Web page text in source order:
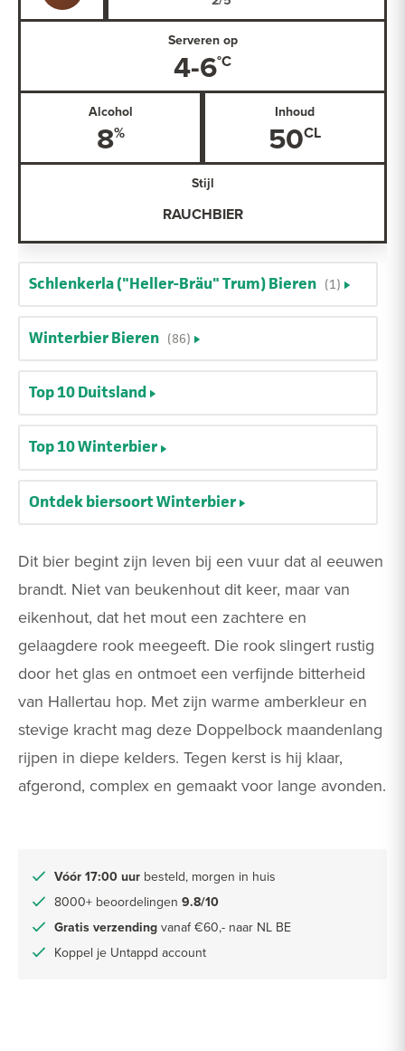
Dit bier begint zijn leven bij een vuur dat al eeuwen
brandt. Niet van beukenhout dit keer, maar van
eikenhout, dat het mout een zachtere en
gelaagdere rook meegeeft. Die rook slingert rustig
door het glas en ontmoet een verfijnde bitterheid
van Hallertau hop. Met zijn warme amberkleur en
stevige kracht mag deze Doppelbock maandenlang
rijpen in diepe kelders. Tegen kerst is hij klaar,
afgerond, complex en gemaakt voor lange avonden.
Vóór 17:00 uur besteld, morgen in huis
8000+ beoordelingen 9.8/10
Gratis verzending vanaf €60,- naar NL BE
Koppel je Untappd account
Serveren op
4-6
Alcohol
8
Inhoud
50
Stijl
RAUCHBIER
Schlenkerla ("Heller-Bräu" Trum) Bieren (1)
Winterbier Bieren (86)
Top 10 Duitsland
Top 10 Winterbier
Ontdek biersoort Winterbier